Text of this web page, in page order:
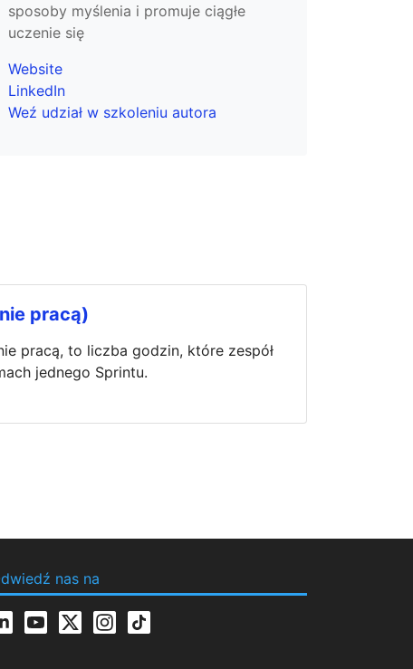
sposoby myślenia i promuje ciągłe
uczenie się
Website
LinkedIn
Weź udział w szkoleniu autora
pracą)
pracą, to liczba godzin, które zespół
jednego Sprintu.
nas na